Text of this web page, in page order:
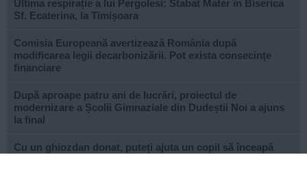
Ultima respirație a lui Pergolesi: Stabat Mater în Biserica
Sf. Ecaterina, la Timișoara
Comisia Europeană avertizează România după
modificarea legii decarbonizării. Pot exista consecințe
financiare
După aproape patru ani de lucrări, proiectul de
modernizare a Școlii Gimnaziale din Dudeștii Noi a ajuns
la final
Cu un ghiozdan donat, puteți ajuta un copil să înceapă